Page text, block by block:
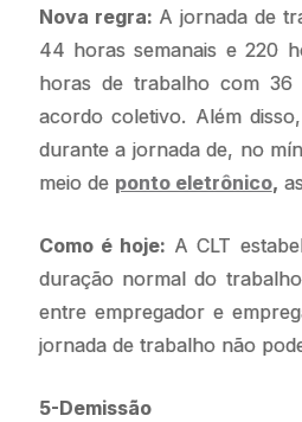
Nova regra: A jornada de
44 horas semanais e 220
horas de trabalho com 36
acordo coletivo. Além
durante a jornada de, no
meio de ponto eletrônico,
Como é hoje: A CLT
duração normal do
entre empregador e
jornada de trabalho não
5-Demissão